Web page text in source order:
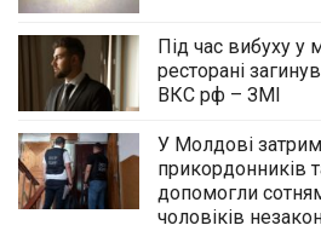
Під час вибуху у
ресторані
ВКС рф – ЗМІ
У Молдові
прикордонників
допомогли
чоловіків